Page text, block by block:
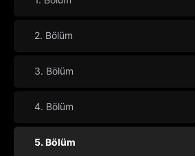
2. Bölüm
3. Bölüm
4. Bölüm
5. Bölüm